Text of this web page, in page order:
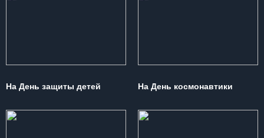
На День защиты детей На День космонавтики